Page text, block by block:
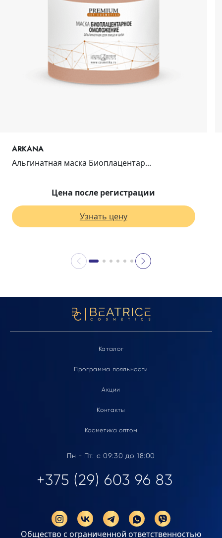
ARKANA
Альгинатная маска Биоплацентар...
Цена после регистрации
Узнать цену
Каталог
Программа лояльности
Акции
Контакты
Косметика оптом
Пн - Пт: с 09:30 до 18:00
+375 (29) 603 96 83
Общество с ограниченной ответственностью